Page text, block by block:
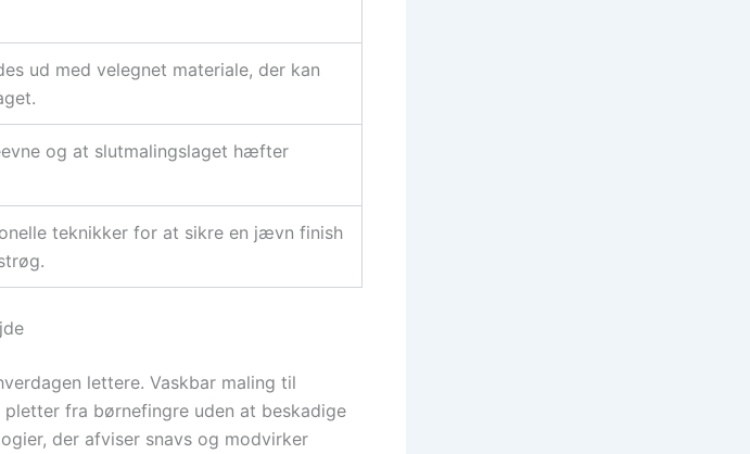
ud med velegnet materiale, der kan
og at slutmalingslaget hæfter
teknikker for at sikre en jævn finish
lettere. Vaskbar maling til
fra børnefingre uden at beskadige
der afviser snavs og modvirker